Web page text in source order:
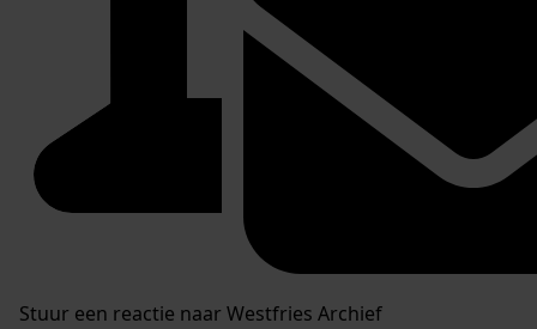
Stuur een reactie naar Westfries Archief